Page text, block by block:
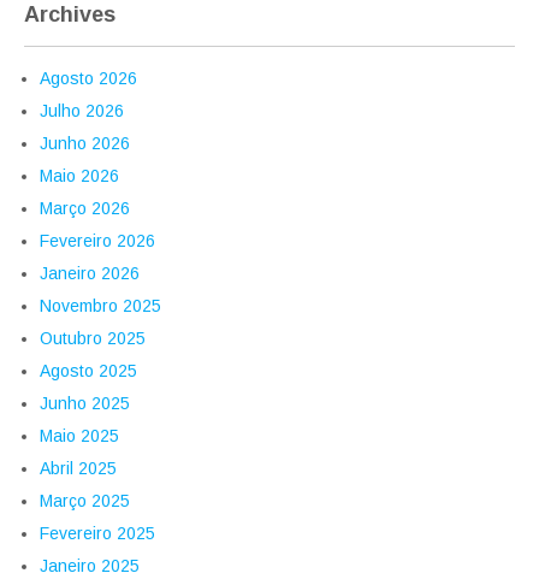
Archives
Agosto 2026
Julho 2026
Junho 2026
Maio 2026
Março 2026
Fevereiro 2026
Janeiro 2026
Novembro 2025
Outubro 2025
Agosto 2025
Junho 2025
Maio 2025
Abril 2025
Março 2025
Fevereiro 2025
Janeiro 2025